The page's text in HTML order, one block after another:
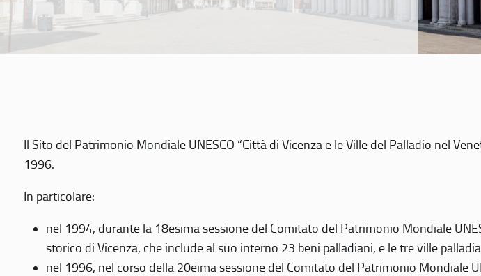
Il Sito del Patrimonio Mondiale UNESCO “Città di Vicenza e le Ville del Palladio nel
1996.
In particolare:
nel 1994, durante la 18esima sessione del Comitato del Patrimonio Mondiale
storico di Vicenza, che include al suo interno 23 beni palladiani, e le tre ville
nel 1996, nel corso della 20eima sessione del Comitato del Patrimonio Mondiale